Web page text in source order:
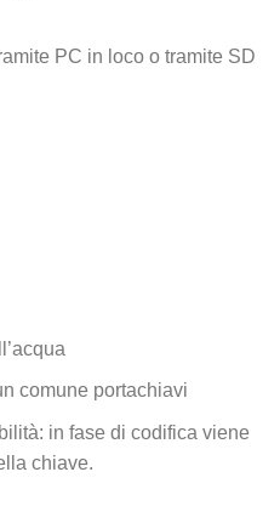
PC in loco o tramite SD
comune portachiavi
in fase di codifica viene
chiave.